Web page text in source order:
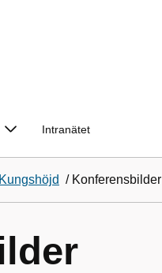
Intranätet
/ Konferensbilder